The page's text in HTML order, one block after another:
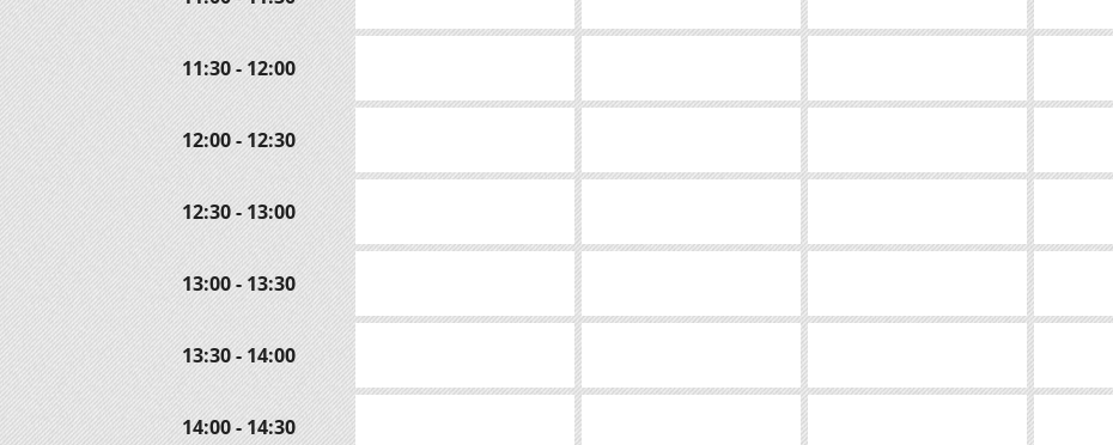
11:30 - 12:00
12:00 - 12:30
12:30 - 13:00
13:00 - 13:30
13:30 - 14:00
14:00 - 14:30